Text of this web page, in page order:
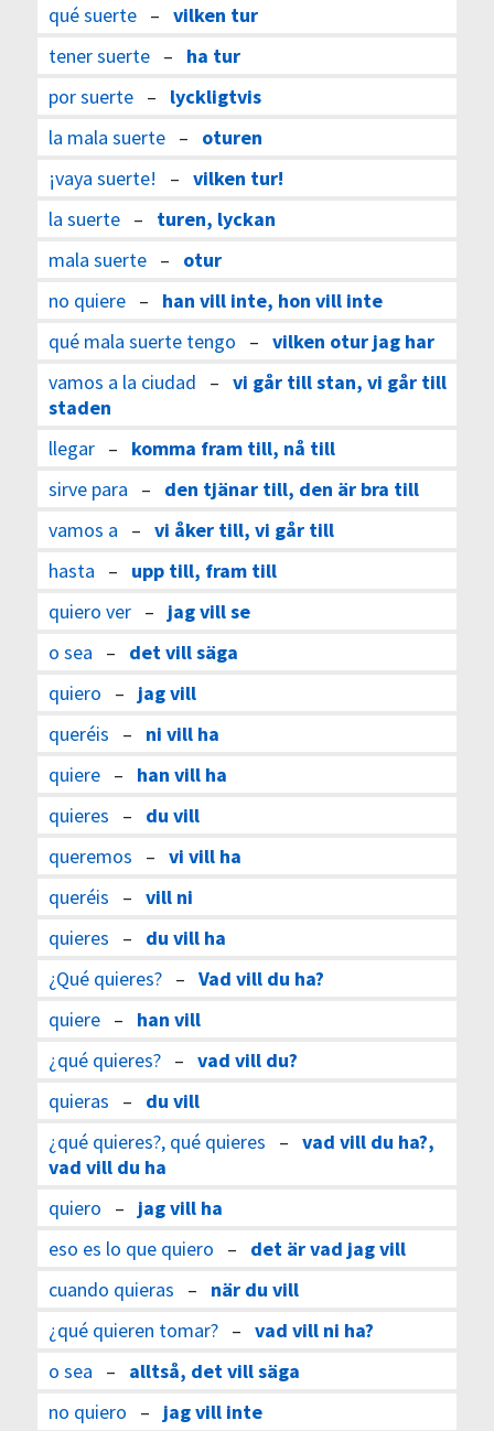
qué suerte– vilken tur
tener suerte– ha tur
por suerte– lyckligtvis
la mala suerte– oturen
¡vaya suerte! – vilken tur!
la suerte– turen, lyckan
mala suerte– otur
no quiere– han vill inte, hon vill inte
qué mala suerte tengo – vilken otur jag har
vamos a la ciudad – vi går till stan, vi går till
staden
llegar– komma fram till, nå till
sirve para – den tjänar till, den är bra till
vamos a – vi åker till, vi går till
hasta – upp till, fram till
quiero ver– jag vill se
o sea – det vill säga
quiero – jag vill
queréis – ni vill ha
quiere– han vill ha
quieres – du vill
queremos – vi vill ha
queréis – vill ni
quieres – du vill ha
¿Qué quieres?– Vad vill du ha?
quiere– han vill
¿qué quieres?– vad vill du?
quieras – du vill
¿qué quieres?, qué quieres – vad vill du ha?,
vad vill du ha
quiero – jag vill ha
eso es lo que quiero – det är vad jag vill
cuando quieras – när du vill
¿qué quieren tomar?– vad vill ni ha?
o sea – alltså, det vill säga
no quiero – jag vill inte